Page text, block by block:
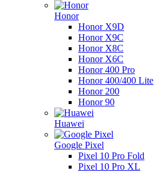
Honor
Honor X9D
Honor X9C
Honor X8C
Honor X6C
Honor 400 Pro
Honor 400/400 Lite
Honor 200
Honor 90
Huawei
Google Pixel
Pixel 10 Pro Fold
Pixel 10 Pro XL